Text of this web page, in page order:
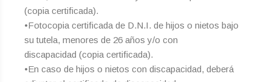
(copia certificada).
•Fotocopia certificada de D.N.I. de hijos o nietos bajo
su tutela, menores de 26 años y/o con
discapacidad (copia certificada).
•En caso de hijos o nietos con discapacidad, deberá